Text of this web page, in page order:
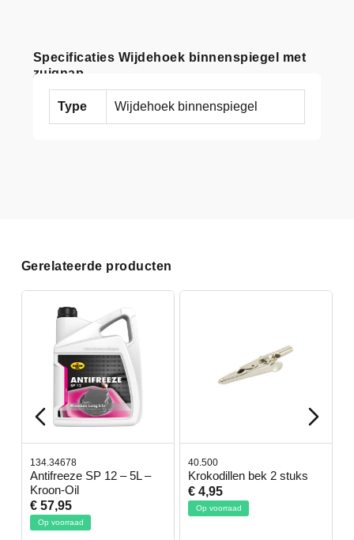
Specificaties Wijdehoek binnenspiegel met
zuignap
Type Wijdehoek binnenspiegel
Gerelateerde producten
134.34678
Antifreeze SP 12 – 5L –
Kroon-Oil
€ 57,95
Op voorraad
40.500
Krokodillen bek 2 stuks
€ 4,95
Op voorraad